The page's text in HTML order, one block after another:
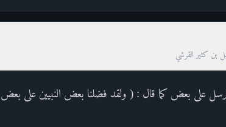
بن كثير القرشي